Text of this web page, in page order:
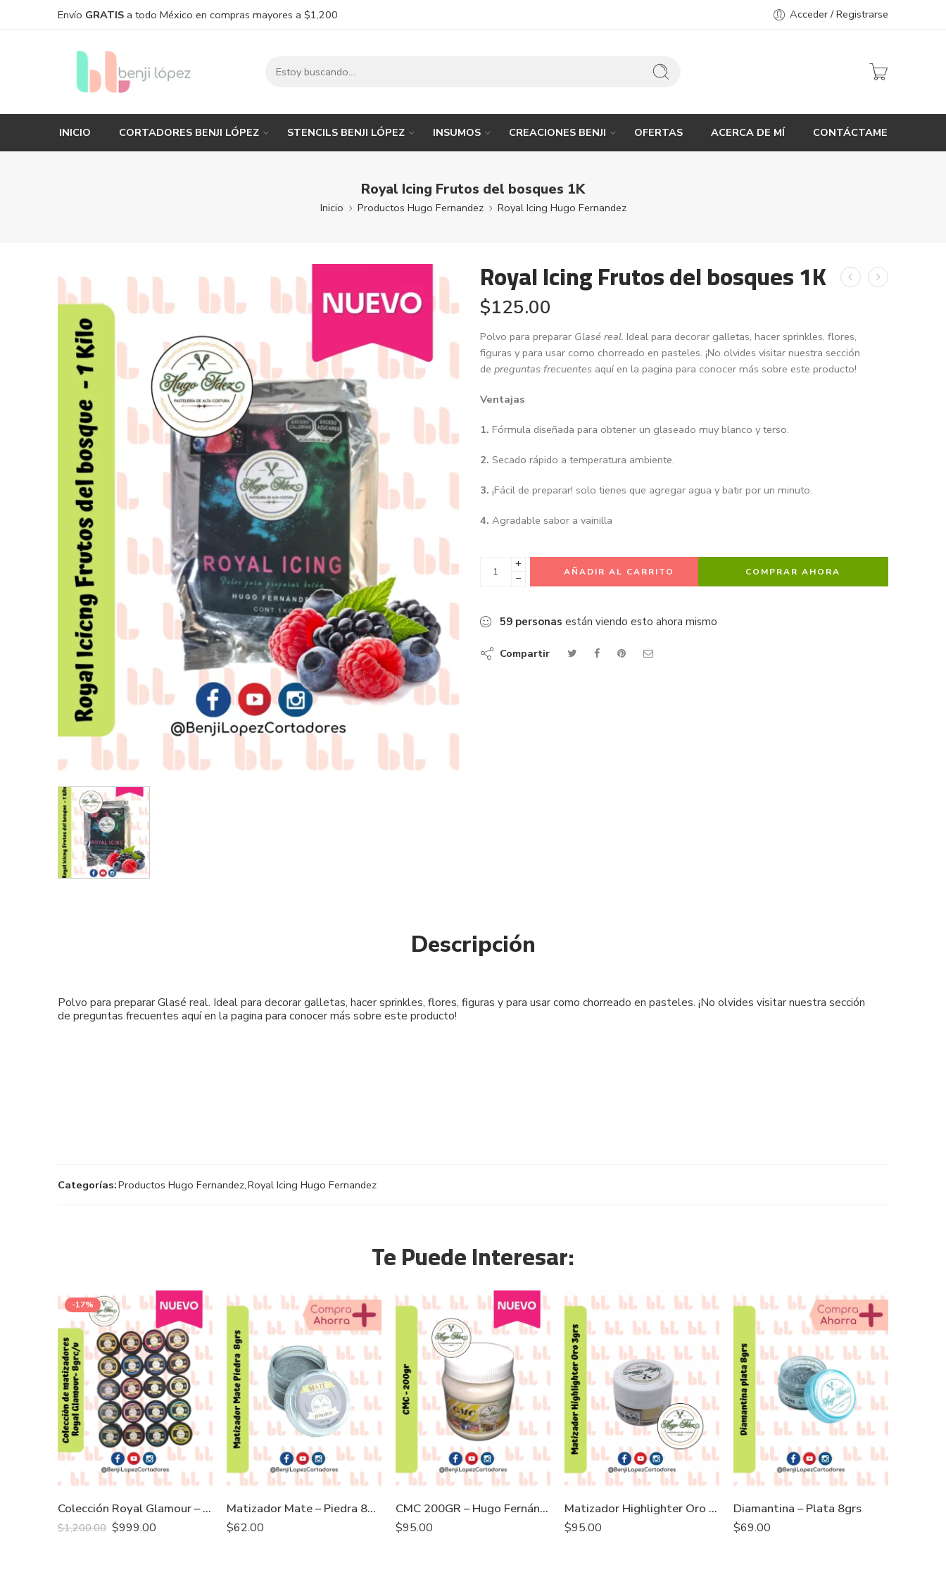
Envío GRATIS a todo México en compras mayores a $1,200 Acceder / Registrarse
INICIO CORTADORES BENJI LÓPEZ STENCILS BENJI LÓPEZ INSUMOS CREACIONES BENJI OFERTAS ACERCA DE MÍ CONTÁCTAME
Royal Icing Frutos del bosques 1K
Inicio Productos Hugo Fernandez Royal Icing Hugo Fernandez
Royal Icing Frutos del bosques 1K
$125.00
Polvo para preparar Glasé real. Ideal para decorar galletas, hacer sprinkles, flores,
figuras y para usar como chorreado en pasteles. ¡No olvides visitar nuestra sección
de preguntas frecuentes aquí en la pagina para conocer más sobre este producto!
Ventajas
1. Fórmula diseñada para obtener un glaseado muy blanco y terso.
2. Secado rápido a temperatura ambiente.
3. ¡Fácil de preparar! solo tienes que agregar agua y batir por un minuto.
4. Agradable sabor a vainilla
+
−
AÑADIR AL CARRITO COMPRAR AHORA
59 personas están viendo esto ahora mismo
Compartir
Descripción
Polvo para preparar Glasé real. Ideal para decorar galletas, hacer sprinkles, flores, figuras y para usar como chorreado en pasteles. ¡No olvides visitar nuestra sección
de preguntas frecuentes aquí en la pagina para conocer más sobre este producto!
Categorías:Productos Hugo Fernandez,Royal Icing Hugo Fernandez
Te Puede Interesar:
-17%
Colección Royal Glamour – 20pzas
$1,200.00 $999.00
Matizador Mate – Piedra 8grs
$62.00
CMC 200GR – Hugo Fernández
$95.00
Matizador Highlighter Oro 3grs
$95.00
Diamantina – Plata 8grs
$69.00